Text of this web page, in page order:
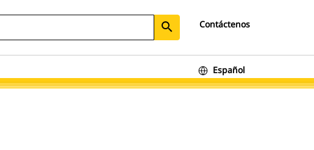
search Contáctenos
Español